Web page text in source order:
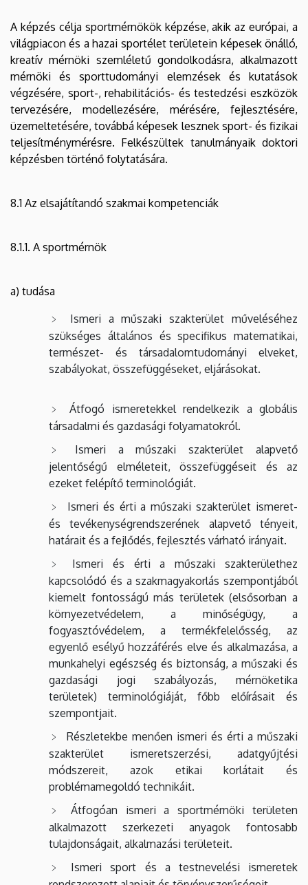
A képzés célja sportmérnökök képzése, akik az európai, a
világpiacon és a hazai sportélet területein képesek önálló,
kreatív mérnöki szemléletű gondolkodásra, alkalmazott
mérnöki és sporttudományi elemzések és kutatások
végzésére, sport-, rehabilitációs- és testedzési eszközök
tervezésére, modellezésére, mérésére, fejlesztésére,
üzemeltetésére, továbbá képesek lesznek sport- és fizikai
teljesítménymérésre. Felkészültek tanulmányaik doktori
képzésben történő folytatására.
8.1 Az elsajátítandó szakmai kompetenciák
8.1.1. A sportmérnök
a) tudása
Ismeri a műszaki szakterület műveléséhez
szükséges általános és specifikus matematikai,
természet- és társadalomtudományi elveket,
szabályokat, összefüggéseket, eljárásokat.
Átfogó ismeretekkel rendelkezik a globális
társadalmi és gazdasági folyamatokról.
Ismeri a műszaki szakterület alapvető
jelentőségű elméleteit, összefüggéseit és az
ezeket felépítő terminológiát.
Ismeri és érti a műszaki szakterület ismeret-
és tevékenységrendszerének alapvető tényeit,
határait és a fejlődés, fejlesztés várható irányait.
Ismeri és érti a műszaki szakterülethez
kapcsolódó és a szakmagyakorlás szempontjából
kiemelt fontosságú más területek (elsősorban a
környezetvédelem, a minőségügy, a
fogyasztóvédelem, a termékfelelősség, az
egyenlő esélyű hozzáférés elve és alkalmazása, a
munkahelyi egészség és biztonság, a műszaki és
gazdasági jogi szabályozás, mérnöketika
területek) terminológiáját, főbb előírásait és
szempontjait.
Részletekbe menően ismeri és érti a műszaki
szakterület ismeretszerzési, adatgyűjtési
módszereit, azok etikai korlátait és
problémamegoldó technikáit.
Átfogóan ismeri a sportmérnöki területen
alkalmazott szerkezeti anyagok fontosabb
tulajdonságait, alkalmazási területeit.
Ismeri sport és a testnevelési ismeretek